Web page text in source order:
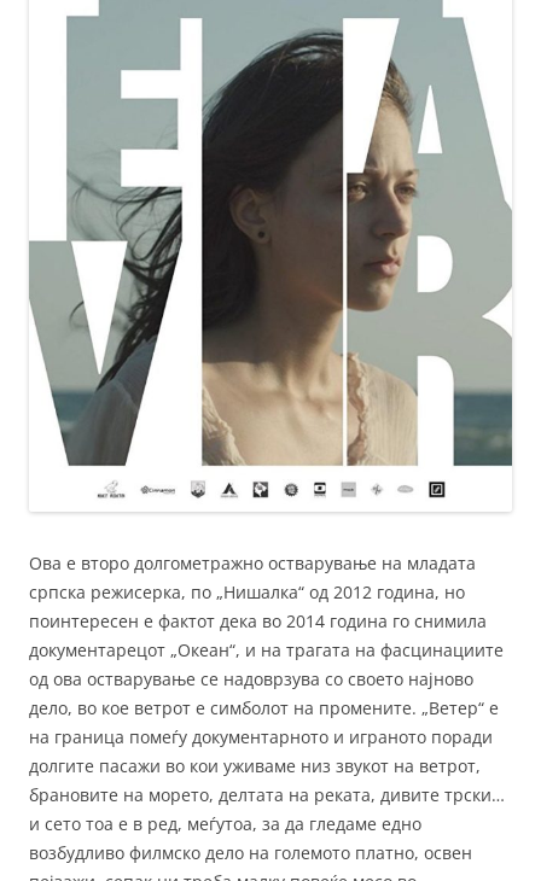
Ова е второ долгометражно остварување на младата
српска режисерка, по „Нишалка“ од 2012 година, но
поинтересен е фактот дека во 2014 година го снимила
документарецот „Океан“, и на трагата на фасцинациите
од ова остварување се надоврзува со своето најново
дело, во кое ветрот е симболот на промените. „Ветер“ е
на граница помеѓу документарното и играното поради
долгите пасажи во кои уживаме низ звукот на ветрот,
брановите на морето, делтата на реката, дивите трски…
и сето тоа е в ред, меѓутоа, за да гледаме едно
возбудливо филмско дело на големото платно, освен